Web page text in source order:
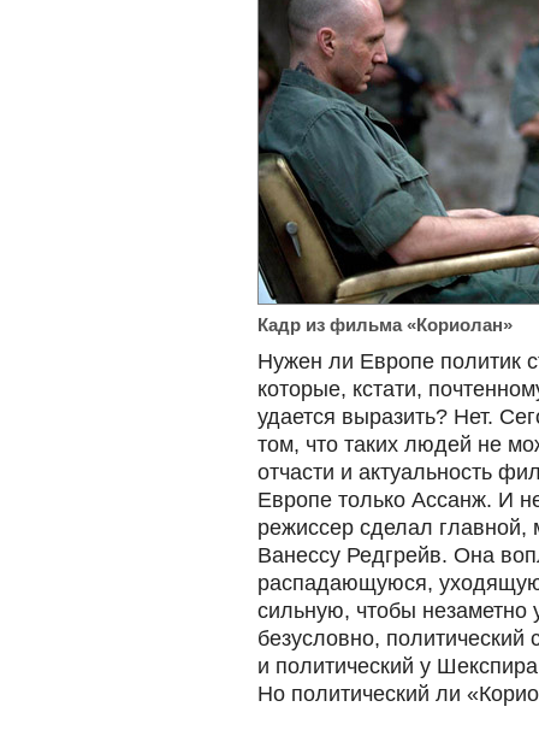
Кадр из фильма «Кориолан»
Нужен ли Европе политик
которые, кстати,
удается выразить? Нет.
том, что таких людей не
отчасти и актуальность
Европе только Ассанж. И
режиссер сделал
Ванессу Редгрейв. Она
распадающуюся,
сильную, чтобы незаметно
безусловно, политический
и политический у
Но политический ли